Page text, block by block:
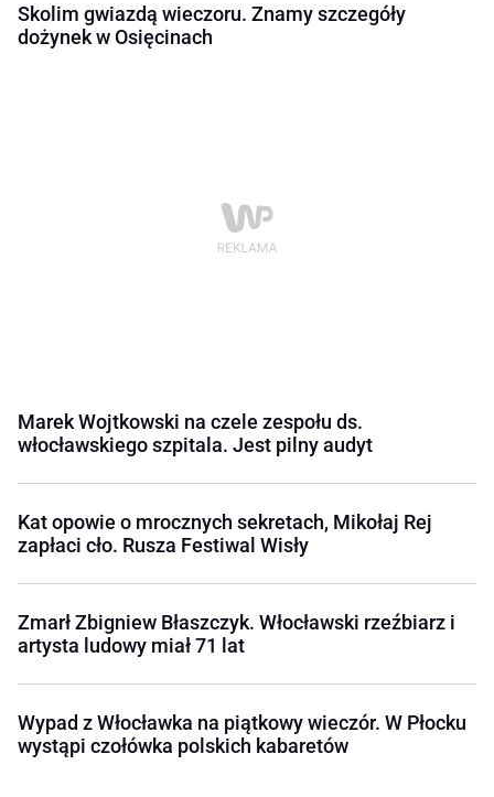
Skolim gwiazdą wieczoru. Znamy szczegóły
dożynek w Osięcinach
Marek Wojtkowski na czele zespołu ds.
włocławskiego szpitala. Jest pilny audyt
Kat opowie o mrocznych sekretach, Mikołaj Rej
zapłaci cło. Rusza Festiwal Wisły
Zmarł Zbigniew Błaszczyk. Włocławski rzeźbiarz i
artysta ludowy miał 71 lat
Wypad z Włocławka na piątkowy wieczór. W Płocku
wystąpi czołówka polskich kabaretów